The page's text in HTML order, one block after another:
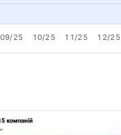
09/25 10/25 11/25 12/25